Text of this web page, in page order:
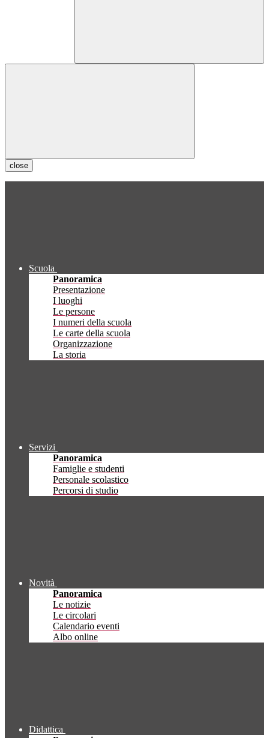
close
Scuola
Panoramica
Presentazione
I luoghi
Le persone
I numeri della scuola
Le carte della scuola
Organizzazione
La storia
Servizi
Panoramica
Famiglie e studenti
Personale scolastico
Percorsi di studio
Novità
Panoramica
Le notizie
Le circolari
Calendario eventi
Albo online
Didattica